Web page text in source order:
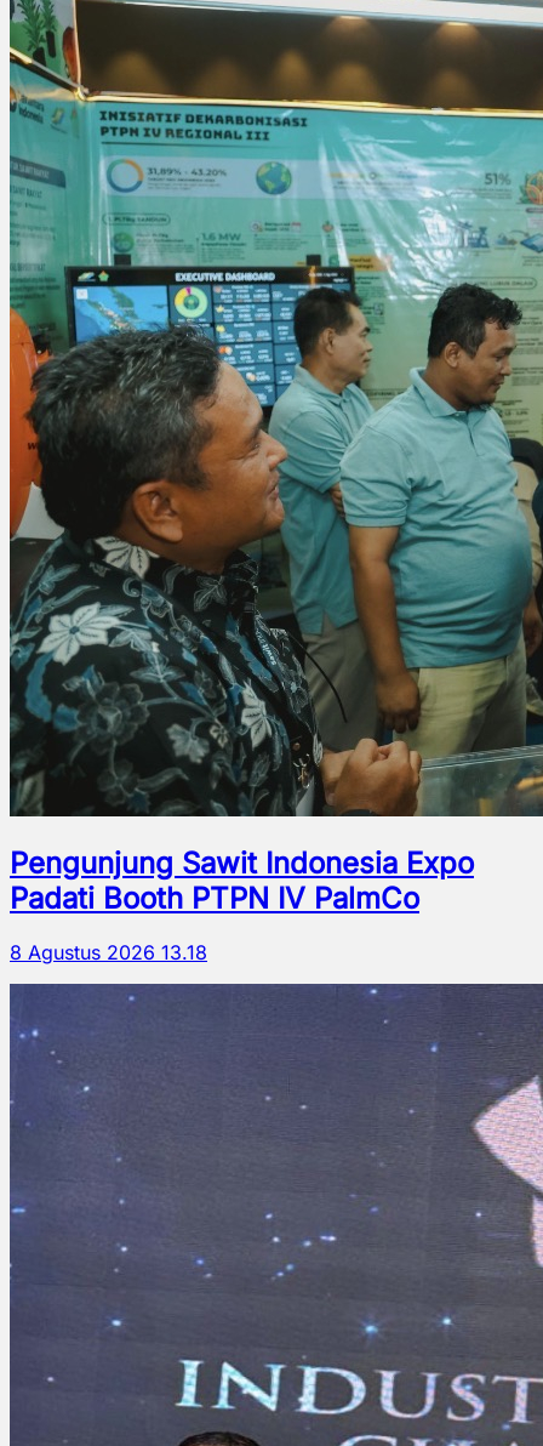
Pengunjung Sawit Indonesia Expo
Padati Booth PTPN IV PalmCo
8 Agustus 2026 13.18